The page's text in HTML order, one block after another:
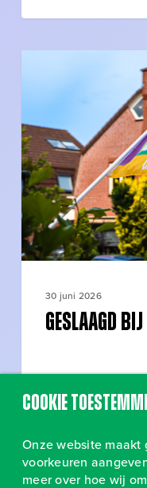
vmbo!
30 juni 2026
Geslaagd bij
Cookie
Onze website maakt
voorkeuren
meer over hoe wij